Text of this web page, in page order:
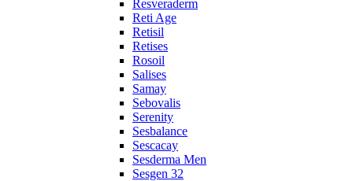
Resveraderm
Reti Age
Retisil
Retises
Rosoil
Salises
Samay
Sebovalis
Serenity
Sesbalance
Sescacay
Sesderma Men
Sesgen 32